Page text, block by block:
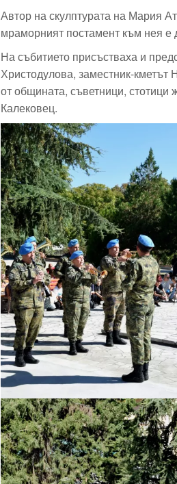
Автор на скулптурата на Мария
мраморният постамент към нея е
На събитието присъстваха и
Христодулова, заместник-
от общината, съветници, стотици
Калековец.